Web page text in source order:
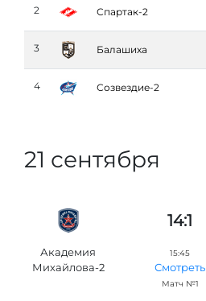
2 Спартак-2
3 Балашиха
4 Созвездие-2
21 сентября
14:1
Академия
Михайлова-2
15:45
Смотреть
Матч №1